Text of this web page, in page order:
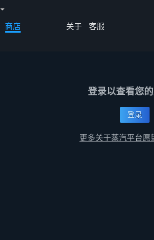
商店 关于 客服
登录以查看您
登录
更多关于蒸汽平台愿